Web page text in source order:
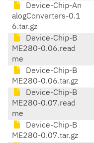
Device-Chip-An
alogConverters-0.1
6.tar.gz
Device-Chip-B
ME280-0.06.read
me
Device-Chip-B
ME280-0.06.tar.gz
Device-Chip-B
ME280-0.07.read
me
Device-Chip-B
ME280-0.07.tar.gz